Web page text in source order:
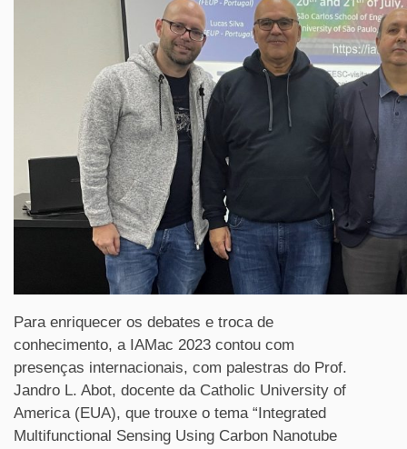
Para enriquecer os debates e troca de
conhecimento, a IAMac 2023 contou com
presenças internacionais, com palestras do Prof.
Jandro L. Abot, docente da Catholic University of
America (EUA), que trouxe o tema “Integrated
Multifunctional Sensing Using Carbon Nanotube